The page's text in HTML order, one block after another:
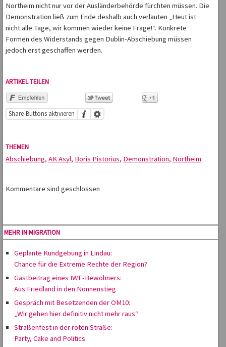
Northeim nicht nur vor der Ausländerbehörde fürchten müssen. Die
Demonstration ließ zum Ende deshalb auch verlauten „Heut ist
nicht alle Tage, wir kommen wieder keine Frage!“. Konkrete
Formen des Widerstands gegen Dublin-Abschiebung müssen
jedoch erst geschaffen werden.
ARTIKEL TEILEN
Share-Buttons aktivieren
THEMEN
Abschiebung, AK Asyl, Boris Pistorius, Demonstration, Northeim
Kommentare sind geschlossen
MEHR IN MIGRATION
Geplante Kundgebung in Lindau:
Chance für die Extreme Rechte der Region?
Gastbeitrag eines IWF-Bewohners:
Aus Friedland in den Nonnenstieg
Gespräch mit Besetzenden der OM10:
„Wir gehen hier definitiv nicht mehr raus“
Straßenfest in der roten Straße:
Party, Cake and Politics